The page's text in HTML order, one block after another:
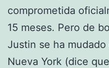
comprometida
15 meses. Pero de
Justin se ha
Nueva York (dice